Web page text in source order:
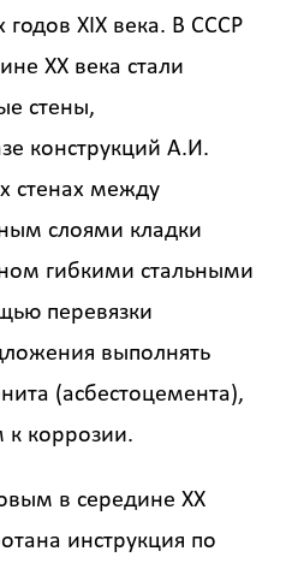
годов XIX века. В СССР
XX века стали
стены,
конструкций А.И.
стенах между
слоями кладки
гибкими стальными
перевязки
выполнять
(асбестоцемента),
к коррозии.
в середине ХХ
инструкция по